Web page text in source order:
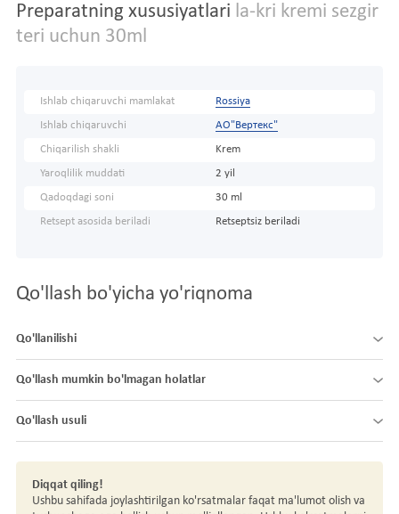
Preparatning xususiyatlari la-kri kremi sezgir
teri uchun 30ml
Ishlab chiqaruvchi mamlakat Rossiya
Ishlab chiqaruvchi АО"Вертекс"
Chiqarilish shakli Krem
Yaroqlilik muddati 2 yil
Qadoqdagi soni 30 ml
Retsept asosida beriladi Retseptsiz beriladi
Qo'llash bo'yicha yo'riqnoma
Qo'llanilishi
Qo'llash mumkin bo'lmagan holatlar
Qo'llash usuli
Diqqat qiling!
Ushbu sahifada joylashtirilgan ko'rsatmalar faqat ma'lumot olish va